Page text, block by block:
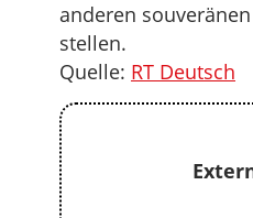
anderen
stellen.
Quelle: RT Deutsch